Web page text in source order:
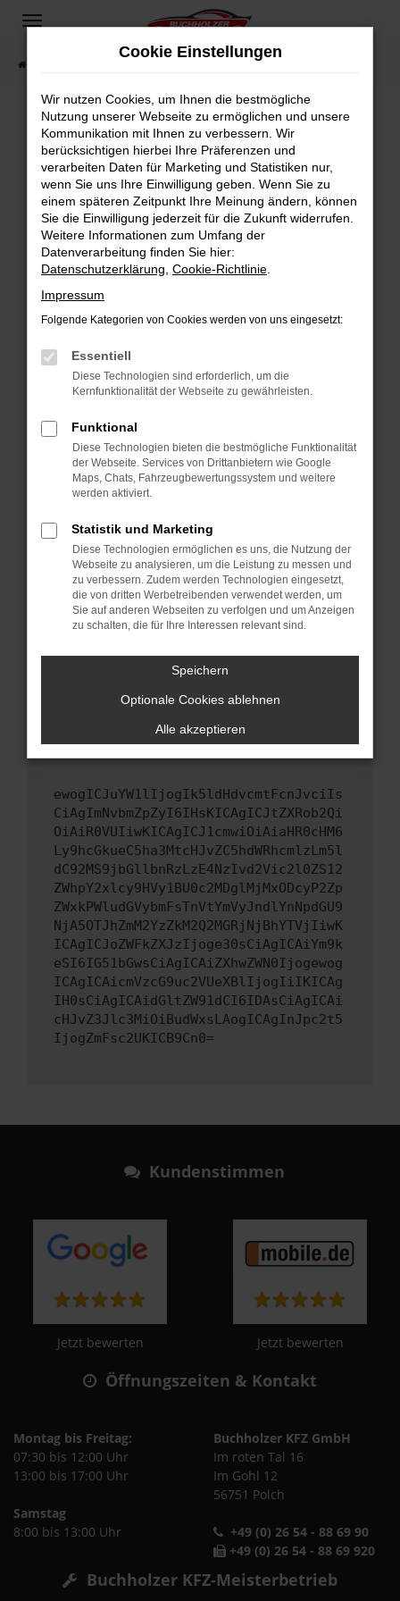
Zum
springen
Fahrzeugsuche
Fehler: Network Error
Beim Laden ist ein Fehler aufgetreten.
Hier sind ein paar Tipps, die dir helfen können:
Überprüfe deine Firewall und deine
Internetverbindung.
Laden andere Webseiten, zum Beispiel deine
Suchmaschine?
Prüfe deine Browsererweiterungen.
können das Laden bestimmter Seiten
verhindern. Funktioniert die Seite in einem
anderen Browser oder in einem privaten
Starte dein Gerät neu.
Das kann manchmal helfen, vorübergehende
Probleme zu beheben.
Betriebssystem auf dem neuesten Stand
sind.
Veraltete Software birgt nicht nur ein
Sicherheitsrisiko, sondern kann auch dazu
führen, dass bestimmte Funktionen nicht mehr
unterstützt werden.
Wende dich an den Webseitenbetreiber.
Wenn du alle oben genannten Schritte versucht
hast, kontaktiere uns bitte. Wir werden
versuchen, das Problem zu beheben. Du kannst
uns diesen Text schicken, um uns bei der
ewogICJuYW1lIjogIk5ldHdvcmtFcnJvciIs
CiAgImNvbmZpZyI6IHsKICAgICJtZXRob2Qi
OiAiR0VUIiwKICAgICJ1cmwiOiAiaHR0cHM6
Ly9hcGkueC5ha3MtcHJvZC5hdWRhcmlzLm5l
dC92MS9jbGllbnRzLzE4NzIvd2Vic2l0ZS12
ZWhpY2xlcy9HVy1BU0c2MDglMjMxODcyP2Zp
ZWxkPWludGVybmFsTnVtYmVyJndlYnNpdGU9
NjA5OTJhZmM2YzZkM2Q2MGRjNjBhYTVjIiwK
ICAgICJoZWFkZXJzIjoge30sCiAgICAiYm9k
eSI6IG51bGwsCiAgICAiZXhwZWN0Ijogewog
ICAgICAicmVzcG9uc2VUeXBlIjogIiIKICAg
IH0sCiAgICAidGltZW91dCI6IDAsCiAgICAi
cHJvZ3Jlc3MiOiBudWxsLAogICAgInJpc2t5
IjogZmFsc2UKICB9Cn0=
Kundenstimmen
Jetzt bewerten Jetzt bewerten
Öffnungszeiten & Kontakt
Montag bis Freitag:
07:30 bis 12:00 Uhr
13:00 bis 17:00 Uhr
Samstag
8:00 bis 13:00 Uhr
Buchholzer KFZ GmbH
Im roten Tal 16
Im Gohl 12
56751 Polch
+49 (0) 26 54 - 88 69 90
+49 (0) 26 54 - 88 69 920
Buchholzer KFZ-Meisterbetrieb
Cookie Einstellungen
Wir nutzen Cookies, um Ihnen die bestmögliche
Nutzung unserer Webseite zu ermöglichen und unsere
Kommunikation mit Ihnen zu verbessern. Wir
berücksichtigen hierbei Ihre Präferenzen und
verarbeiten Daten für Marketing und Statistiken nur,
wenn Sie uns Ihre Einwilligung geben. Wenn Sie zu
einem späteren Zeitpunkt Ihre Meinung ändern, können
Sie die Einwilligung jederzeit für die Zukunft widerrufen.
Weitere Informationen zum Umfang der
Datenverarbeitung finden Sie hier:
Datenschutzerklärung Cookie-Richtlinie
Impressum
Folgende Kategorien von Cookies werden von uns eingesetzt:
Essentiell
Diese Technologien sind erforderlich, um die
Kernfunktionalität der Webseite zu gewährleisten.
Funktional
Diese Technologien bieten die bestmögliche Funktionalität
der Webseite. Services von Drittanbietern wie Google
Maps, Chats, Fahrzeugbewertungssystem und weitere
werden aktiviert.
Statistik und Marketing
Diese Technologien ermöglichen es uns, die Nutzung der
Webseite zu analysieren, um die Leistung zu messen und
zu verbessern. Zudem werden Technologien eingesetzt,
die von dritten Werbetreibenden verwendet werden, um
Sie auf anderen Webseiten zu verfolgen und um Anzeigen
zu schalten, die für Ihre Interessen relevant sind.
Speichern
Optionale Cookies ablehnen
Alle akzeptieren